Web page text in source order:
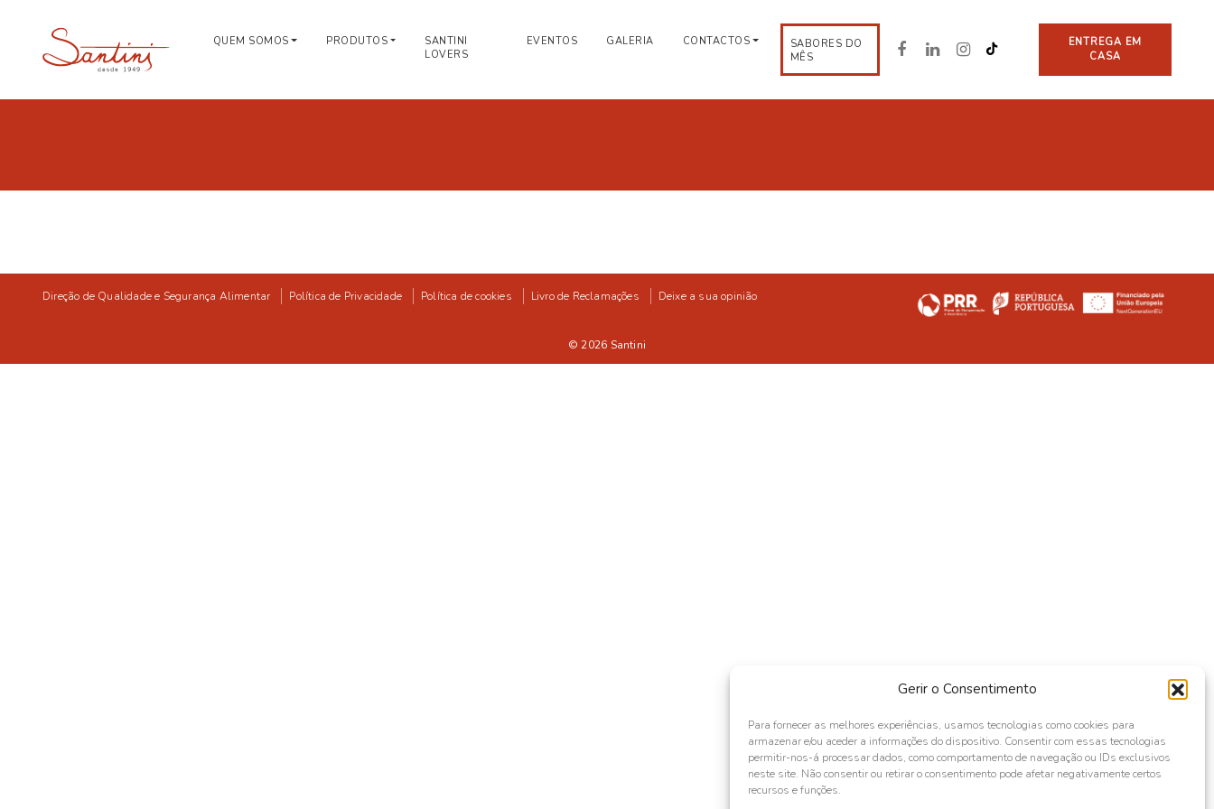
Gerir o Consentimento
Para fornecer as melhores experiências, usamos tecnologias como cookies para
armazenar e/ou aceder a informações do dispositivo. Consentir com essas tecnologias
permitir-nos-á processar dados, como comportamento de navegação ou IDs exclusivos
neste site. Não consentir ou retirar o consentimento pode afetar negativamente certos
recursos e funções.
QUEM SOMOS PRODUTOS
SANTINI
LOVERS
EVENTOS GALERIA CONTACTOS
SABORES DO
MÊS
ENTREGA EM
CASA
Direção de Qualidade e Segurança Alimentar Política de Privacidade Política de cookies Livro de Reclamações Deixe a sua opinião
© 2026 Santini